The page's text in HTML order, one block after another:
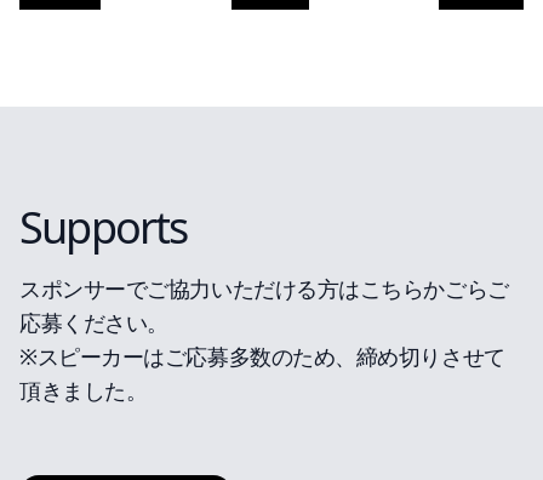
Supports
スポンサーでご協力いただける方はこちらかごらご
応募ください。
※スピーカーはご応募多数のため、締め切りさせて
頂きました。